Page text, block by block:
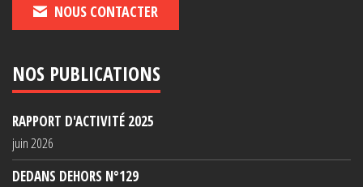
NOUS CONTACTER
NOS PUBLICATIONS
RAPPORT D'ACTIVITÉ 2025
juin 2026
DEDANS DEHORS N°129